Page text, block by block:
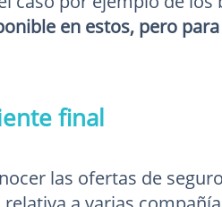
en estos, pero
final
las ofertas de